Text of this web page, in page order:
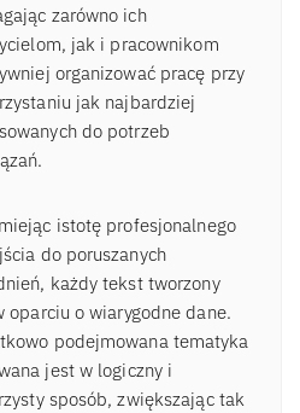
zarówno ich
jak i pracownikom
organizować pracę przy
jak najbardziej
do potrzeb
istotę profesjonalnego
do poruszanych
każdy tekst tworzony
oparciu o wiarygodne dane.
podejmowana tematyka
jest w logiczny i
sposób, zwiększając tak